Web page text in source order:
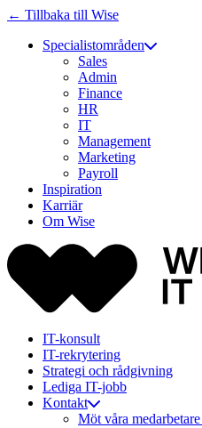
← Tillbaka till Wise
Specialistområden
Sales
Admin
Finance
HR
IT
Management
Marketing
Payroll
Inspiration
Karriär
Om Wise
IT-konsult
IT-rekrytering
Strategi och rådgivning
Lediga IT-jobb
Kontakt
Möt våra